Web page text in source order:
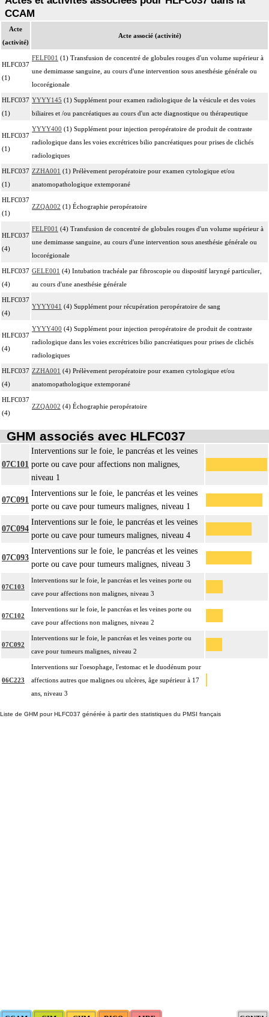
CCAM
Acte
(activité)
Acte associé (activité)
HLFC037
(1)
FELF001 (1) Transfusion de concentré de globules rouges d'un volume supérieur à
une demimasse sanguine, au cours d'une intervention sous anesthésie générale ou
locorégionale
HLFC037
(1)
YYYY145 (1) Supplément pour examen radiologique de la vésicule et des voies
biliaires et /ou pancréatiques au cours d'un acte diagnostique ou thérapeutique
HLFC037
(1)
YYYY400 (1) Supplément pour injection peropératoire de produit de contraste
radiologique dans les voies excrétrices bilio pancréatiques pour prises de clichés
radiologiques
HLFC037
(1)
ZZHA001 (1) Prélèvement peropératoire pour examen cytologique et/ou
anatomopathologique extemporané
HLFC037
(1)
ZZQA002 (1) Échographie peropératoire
HLFC037
(4)
FELF001 (4) Transfusion de concentré de globules rouges d'un volume supérieur à
une demimasse sanguine, au cours d'une intervention sous anesthésie générale ou
locorégionale
HLFC037
(4)
GELE001 (4) Intubation trachéale par fibroscopie ou dispositif laryngé particulier,
au cours d'une anesthésie générale
HLFC037
(4)
YYYY041 (4) Supplément pour récupération peropératoire de sang
HLFC037
(4)
YYYY400 (4) Supplément pour injection peropératoire de produit de contraste
radiologique dans les voies excrétrices bilio pancréatiques pour prises de clichés
radiologiques
HLFC037
(4)
ZZHA001 (4) Prélèvement peropératoire pour examen cytologique et/ou
anatomopathologique extemporané
HLFC037
(4)
ZZQA002 (4) Échographie peropératoire
GHM associés avec HLFC037
07C101
Interventions sur le foie, le pancréas et les veines
porte ou cave pour affections non malignes,
niveau 1
07C091
Interventions sur le foie, le pancréas et les veines
porte ou cave pour tumeurs malignes, niveau 1
07C094
Interventions sur le foie, le pancréas et les veines
porte ou cave pour tumeurs malignes, niveau 4
07C093
Interventions sur le foie, le pancréas et les veines
porte ou cave pour tumeurs malignes, niveau 3
07C103
Interventions sur le foie, le pancréas et les veines porte ou
cave pour affections non malignes, niveau 3
07C102
Interventions sur le foie, le pancréas et les veines porte ou
cave pour affections non malignes, niveau 2
07C092
Interventions sur le foie, le pancréas et les veines porte ou
cave pour tumeurs malignes, niveau 2
06C223
Interventions sur l'oesophage, l'estomac et le duodénum pour
affections autres que malignes ou ulcères, âge supérieur à 17
ans, niveau 3
Liste de GHM pour HLFC037 générée à partir des statistiques du PMSI français